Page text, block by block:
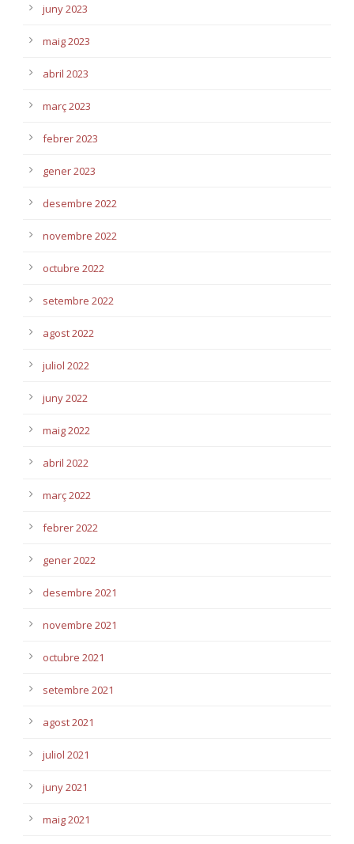
juny 2023
maig 2023
abril 2023
març 2023
febrer 2023
gener 2023
desembre 2022
novembre 2022
octubre 2022
setembre 2022
agost 2022
juliol 2022
juny 2022
maig 2022
abril 2022
març 2022
febrer 2022
gener 2022
desembre 2021
novembre 2021
octubre 2021
setembre 2021
agost 2021
juliol 2021
juny 2021
maig 2021